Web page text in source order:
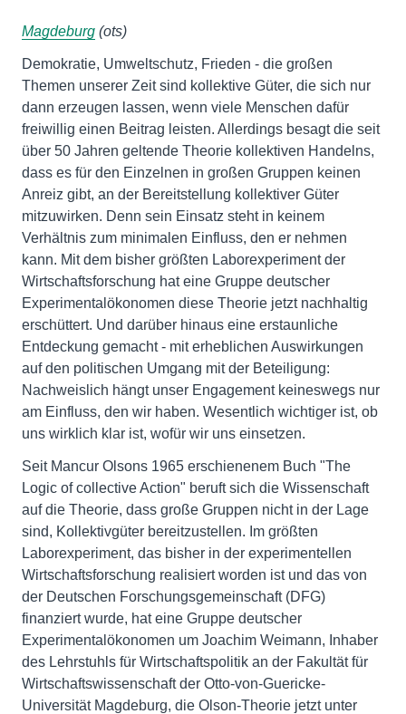
Magdeburg (ots)
Demokratie, Umweltschutz, Frieden - die großen
Themen unserer Zeit sind kollektive Güter, die sich nur
dann erzeugen lassen, wenn viele Menschen dafür
freiwillig einen Beitrag leisten. Allerdings besagt die seit
über 50 Jahren geltende Theorie kollektiven Handelns,
dass es für den Einzelnen in großen Gruppen keinen
Anreiz gibt, an der Bereitstellung kollektiver Güter
mitzuwirken. Denn sein Einsatz steht in keinem
Verhältnis zum minimalen Einfluss, den er nehmen
kann. Mit dem bisher größten Laborexperiment der
Wirtschaftsforschung hat eine Gruppe deutscher
Experimentalökonomen diese Theorie jetzt nachhaltig
erschüttert. Und darüber hinaus eine erstaunliche
Entdeckung gemacht - mit erheblichen Auswirkungen
auf den politischen Umgang mit der Beteiligung:
Nachweislich hängt unser Engagement keineswegs nur
am Einfluss, den wir haben. Wesentlich wichtiger ist, ob
uns wirklich klar ist, wofür wir uns einsetzen.
Seit Mancur Olsons 1965 erschienenem Buch "The
Logic of collective Action" beruft sich die Wissenschaft
auf die Theorie, dass große Gruppen nicht in der Lage
sind, Kollektivgüter bereitzustellen. Im größten
Laborexperiment, das bisher in der experimentellen
Wirtschaftsforschung realisiert worden ist und das von
der Deutschen Forschungsgemeinschaft (DFG)
finanziert wurde, hat eine Gruppe deutscher
Experimentalökonomen um Joachim Weimann, Inhaber
des Lehrstuhls für Wirtschaftspolitik an der Fakultät für
Wirtschaftswissenschaft der Otto-von-Guericke-
Universität Magdeburg, die Olson-Theorie jetzt unter